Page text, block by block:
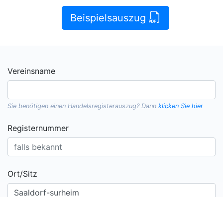
Beispielsauszug
Vereinsname
Sie benötigen einen Handelsregisterauszug? Dann klicken Sie hier
Registernummer
Ort/Sitz